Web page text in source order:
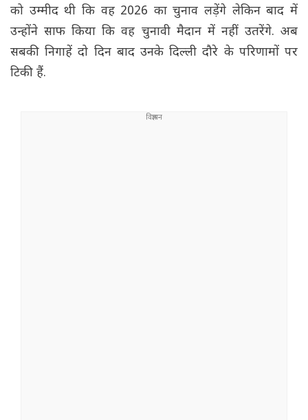
को उम्मीद थी कि वह 2026 का चुनाव लड़ेंगे लेकिन बाद में
उन्होंने साफ किया कि वह चुनावी मैदान में नहीं उतरेंगे. अब
सबकी निगाहें दो दिन बाद उनके दिल्ली दौरे के परिणामों पर
टिकी हैं.